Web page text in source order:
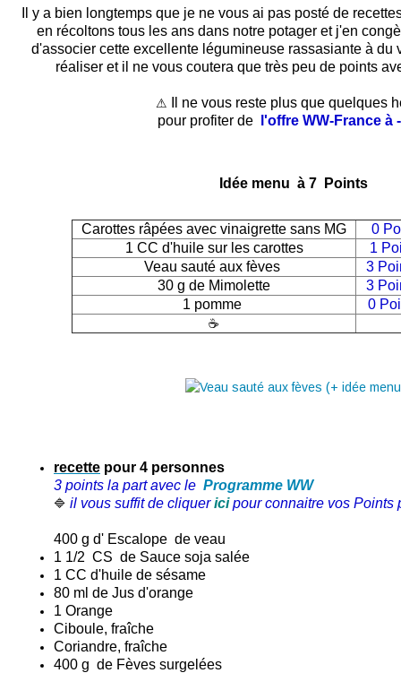
Il y a bien longtemps que je ne vous ai pas posté de
en récoltons tous les ans dans notre potager et j'en
d'associer cette excellente légumineuse rassasiante à du
réaliser et il ne vous coutera que très peu de points
⚠
Il ne vous reste plus que quelques
pour profiter de
l'offre WW-France à
Idée menu à 7 Points
Carottes râpées avec vinaigrette sans MG
0
1 CC d'huile sur les carottes
1
Veau sauté aux fèves
3
30 g de Mimolette
3
1 pomme
0
☕
recette pour 4 personnes
3 points la part avec le Programme WW
🔷 il vous suffit de cliquer icipour connaitre vos Points
400 g d' Escalope de veau
1 1/2 CS de Sauce soja salée
1 CC d'huile de sésame
80 ml de Jus d'orange
1 Orange
Ciboule, fraîche
Coriandre, fraîche
400 g de Fèves surgelées